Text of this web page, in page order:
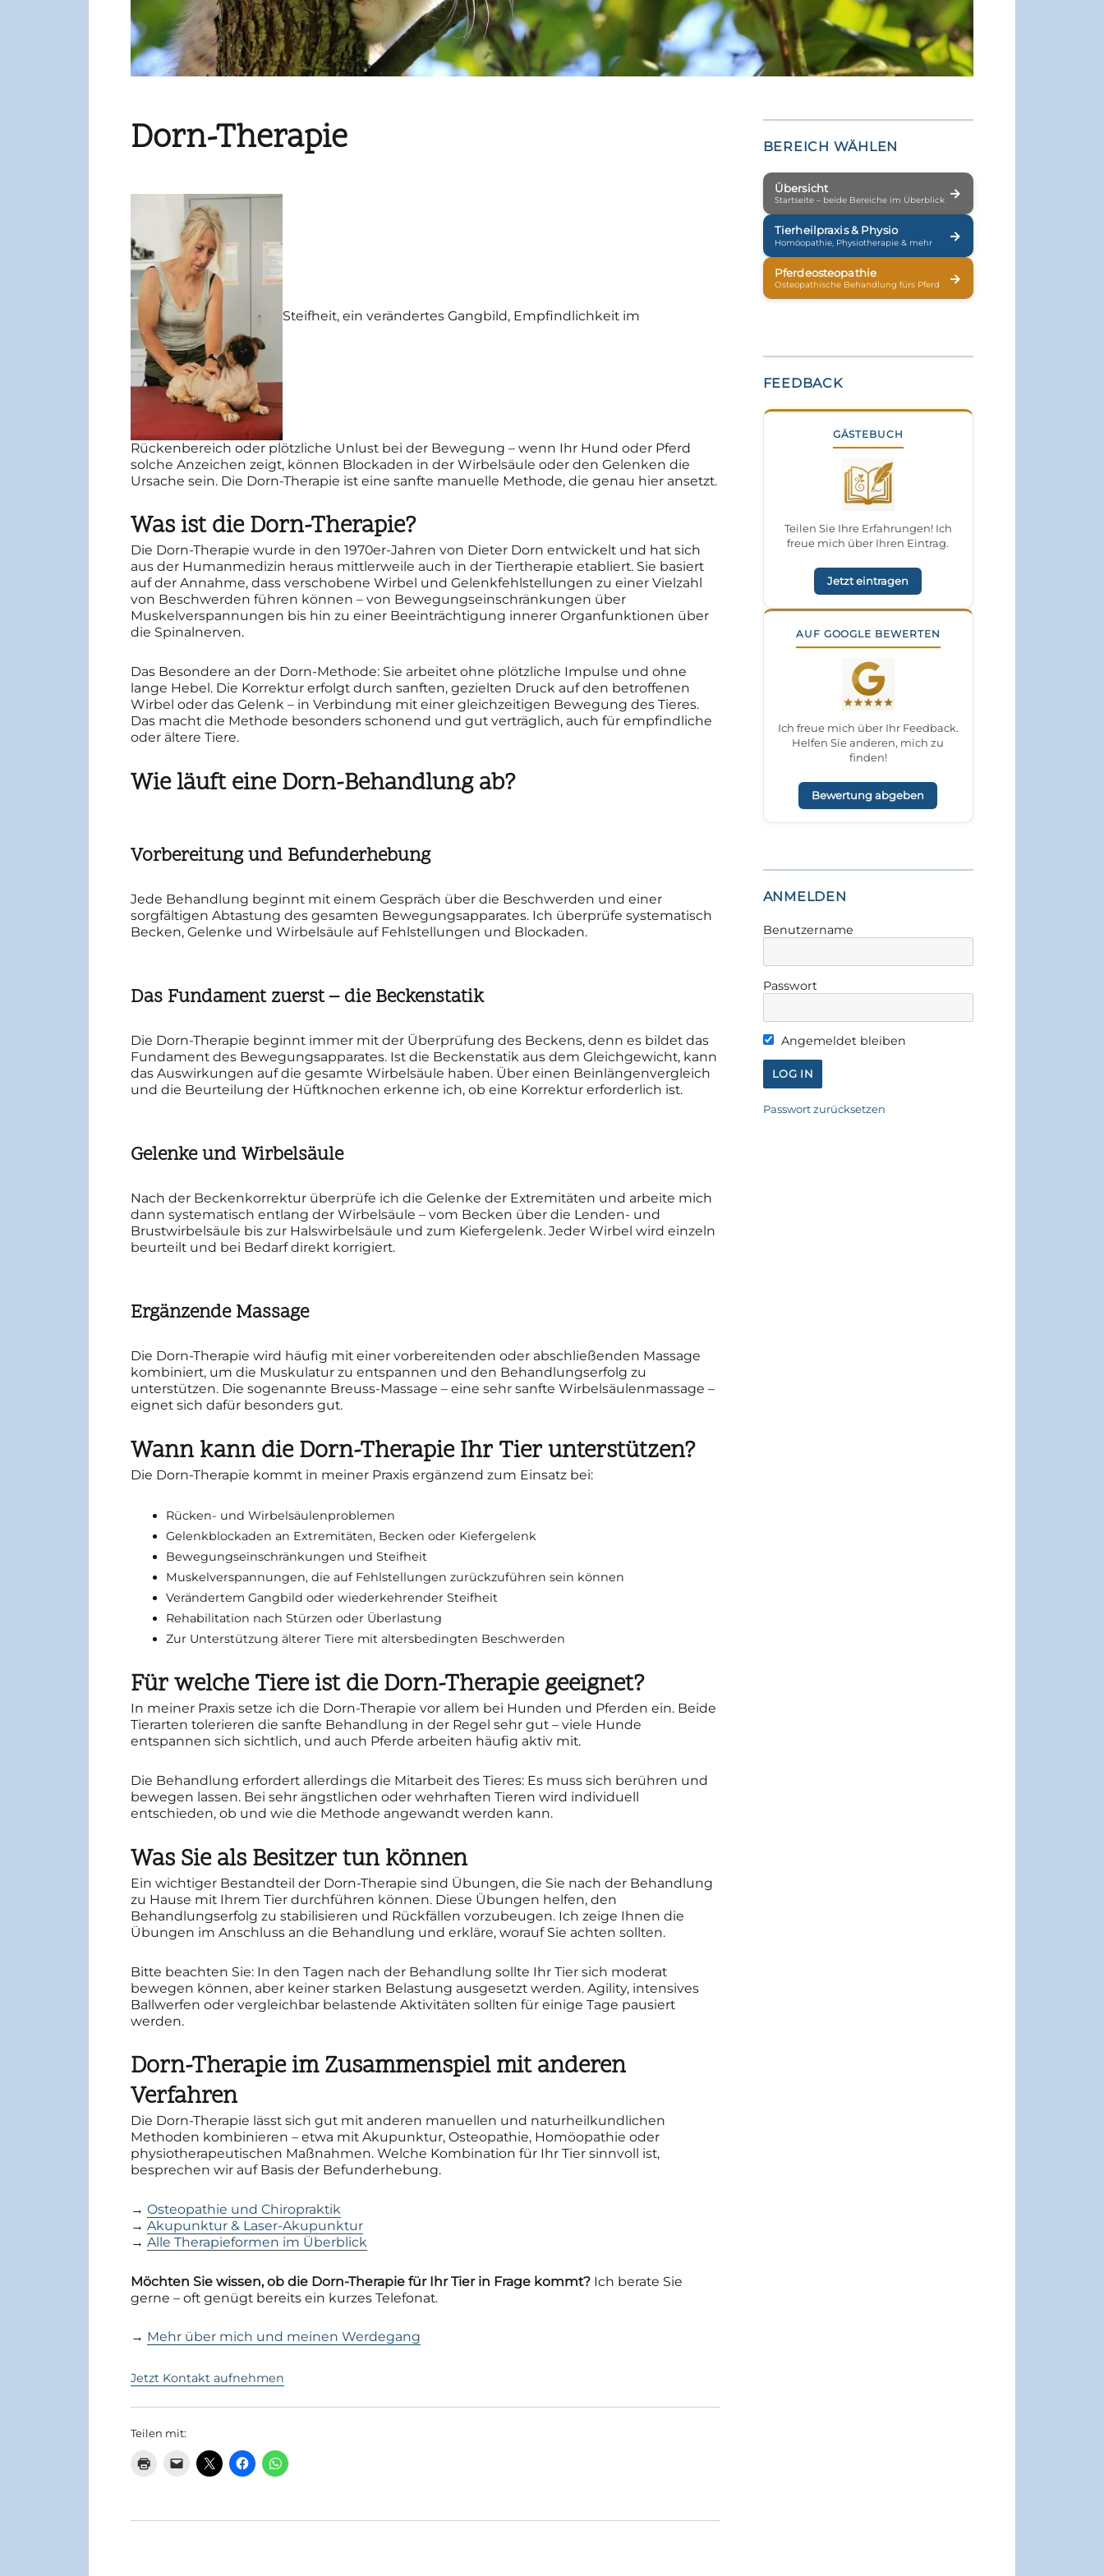
Dorn-Therapie
Steifheit, ein verändertes Gangbild, Empfindlichkeit im
Rückenbereich oder plötzliche Unlust bei der Bewegung – wenn Ihr Hund oder Pferd
solche Anzeichen zeigt, können Blockaden in der Wirbelsäule oder den Gelenken die
Ursache sein. Die Dorn-Therapie ist eine sanfte manuelle Methode, die genau hier ansetzt.
Was ist die Dorn-Therapie?
Die Dorn-Therapie wurde in den 1970er-Jahren von Dieter Dorn entwickelt und hat sich
aus der Humanmedizin heraus mittlerweile auch in der Tiertherapie etabliert. Sie basiert
auf der Annahme, dass verschobene Wirbel und Gelenkfehlstellungen zu einer Vielzahl
von Beschwerden führen können – von Bewegungseinschränkungen über
Muskelverspannungen bis hin zu einer Beeinträchtigung innerer Organfunktionen über
die Spinalnerven.
Das Besondere an der Dorn-Methode: Sie arbeitet ohne plötzliche Impulse und ohne
lange Hebel. Die Korrektur erfolgt durch sanften, gezielten Druck auf den betroffenen
Wirbel oder das Gelenk – in Verbindung mit einer gleichzeitigen Bewegung des Tieres.
Das macht die Methode besonders schonend und gut verträglich, auch für empfindliche
oder ältere Tiere.
Wie läuft eine Dorn-Behandlung ab?
Vorbereitung und Befunderhebung
Jede Behandlung beginnt mit einem Gespräch über die Beschwerden und einer
sorgfältigen Abtastung des gesamten Bewegungsapparates. Ich überprüfe systematisch
Becken, Gelenke und Wirbelsäule auf Fehlstellungen und Blockaden.
Das Fundament zuerst – die Beckenstatik
Die Dorn-Therapie beginnt immer mit der Überprüfung des Beckens, denn es bildet das
Fundament des Bewegungsapparates. Ist die Beckenstatik aus dem Gleichgewicht, kann
das Auswirkungen auf die gesamte Wirbelsäule haben. Über einen Beinlängenvergleich
und die Beurteilung der Hüftknochen erkenne ich, ob eine Korrektur erforderlich ist.
Gelenke und Wirbelsäule
Nach der Beckenkorrektur überprüfe ich die Gelenke der Extremitäten und arbeite mich
dann systematisch entlang der Wirbelsäule – vom Becken über die Lenden- und
Brustwirbelsäule bis zur Halswirbelsäule und zum Kiefergelenk. Jeder Wirbel wird einzeln
beurteilt und bei Bedarf direkt korrigiert.
Ergänzende Massage
Die Dorn-Therapie wird häufig mit einer vorbereitenden oder abschließenden Massage
kombiniert, um die Muskulatur zu entspannen und den Behandlungserfolg zu
unterstützen. Die sogenannte Breuss-Massage – eine sehr sanfte Wirbelsäulenmassage –
eignet sich dafür besonders gut.
Wann kann die Dorn-Therapie Ihr Tier unterstützen?
Die Dorn-Therapie kommt in meiner Praxis ergänzend zum Einsatz bei:
Rücken- und Wirbelsäulenproblemen
Gelenkblockaden an Extremitäten, Becken oder Kiefergelenk
Bewegungseinschränkungen und Steifheit
Muskelverspannungen, die auf Fehlstellungen zurückzuführen sein können
Verändertem Gangbild oder wiederkehrender Steifheit
Rehabilitation nach Stürzen oder Überlastung
Zur Unterstützung älterer Tiere mit altersbedingten Beschwerden
Für welche Tiere ist die Dorn-Therapie geeignet?
In meiner Praxis setze ich die Dorn-Therapie vor allem bei Hunden und Pferden ein. Beide
Tierarten tolerieren die sanfte Behandlung in der Regel sehr gut – viele Hunde
entspannen sich sichtlich, und auch Pferde arbeiten häufig aktiv mit.
Die Behandlung erfordert allerdings die Mitarbeit des Tieres: Es muss sich berühren und
bewegen lassen. Bei sehr ängstlichen oder wehrhaften Tieren wird individuell
entschieden, ob und wie die Methode angewandt werden kann.
Was Sie als Besitzer tun können
Ein wichtiger Bestandteil der Dorn-Therapie sind Übungen, die Sie nach der Behandlung
zu Hause mit Ihrem Tier durchführen können. Diese Übungen helfen, den
Behandlungserfolg zu stabilisieren und Rückfällen vorzubeugen. Ich zeige Ihnen die
Übungen im Anschluss an die Behandlung und erkläre, worauf Sie achten sollten.
Bitte beachten Sie: In den Tagen nach der Behandlung sollte Ihr Tier sich moderat
bewegen können, aber keiner starken Belastung ausgesetzt werden. Agility, intensives
Ballwerfen oder vergleichbar belastende Aktivitäten sollten für einige Tage pausiert
werden.
Dorn-Therapie im Zusammenspiel mit anderen
Verfahren
Die Dorn-Therapie lässt sich gut mit anderen manuellen und naturheilkundlichen
Methoden kombinieren – etwa mit Akupunktur, Osteopathie, Homöopathie oder
physiotherapeutischen Maßnahmen. Welche Kombination für Ihr Tier sinnvoll ist,
besprechen wir auf Basis der Befunderhebung.
→ Osteopathie und Chiropraktik
→ Akupunktur & Laser-Akupunktur
→ Alle Therapieformen im Überblick
Möchten Sie wissen, ob die Dorn-Therapie für Ihr Tier in Frage kommt?Ich berate Sie
gerne – oft genügt bereits ein kurzes Telefonat.
→ Mehr über mich und meinen Werdegang
Jetzt Kontakt aufnehmen
Teilen mit:
BEREICH WÄHLEN
Übersicht
Startseite – beide Bereiche im Überblick →
Tierheilpraxis & Physio
Homöopathie, Physiotherapie & mehr →
Pferdeosteopathie
Osteopathische Behandlung fürs Pferd →
FEEDBACK
GÄSTEBUCH
Teilen Sie Ihre Erfahrungen! Ich
freue mich über Ihren Eintrag.
Jetzt eintragen
AUF GOOGLE BEWERTEN
Ich freue mich über Ihr Feedback.
Helfen Sie anderen, mich zu
finden!
Bewertung abgeben
ANMELDEN
Benutzername
Passwort
Angemeldet bleiben
Passwort zurücksetzen